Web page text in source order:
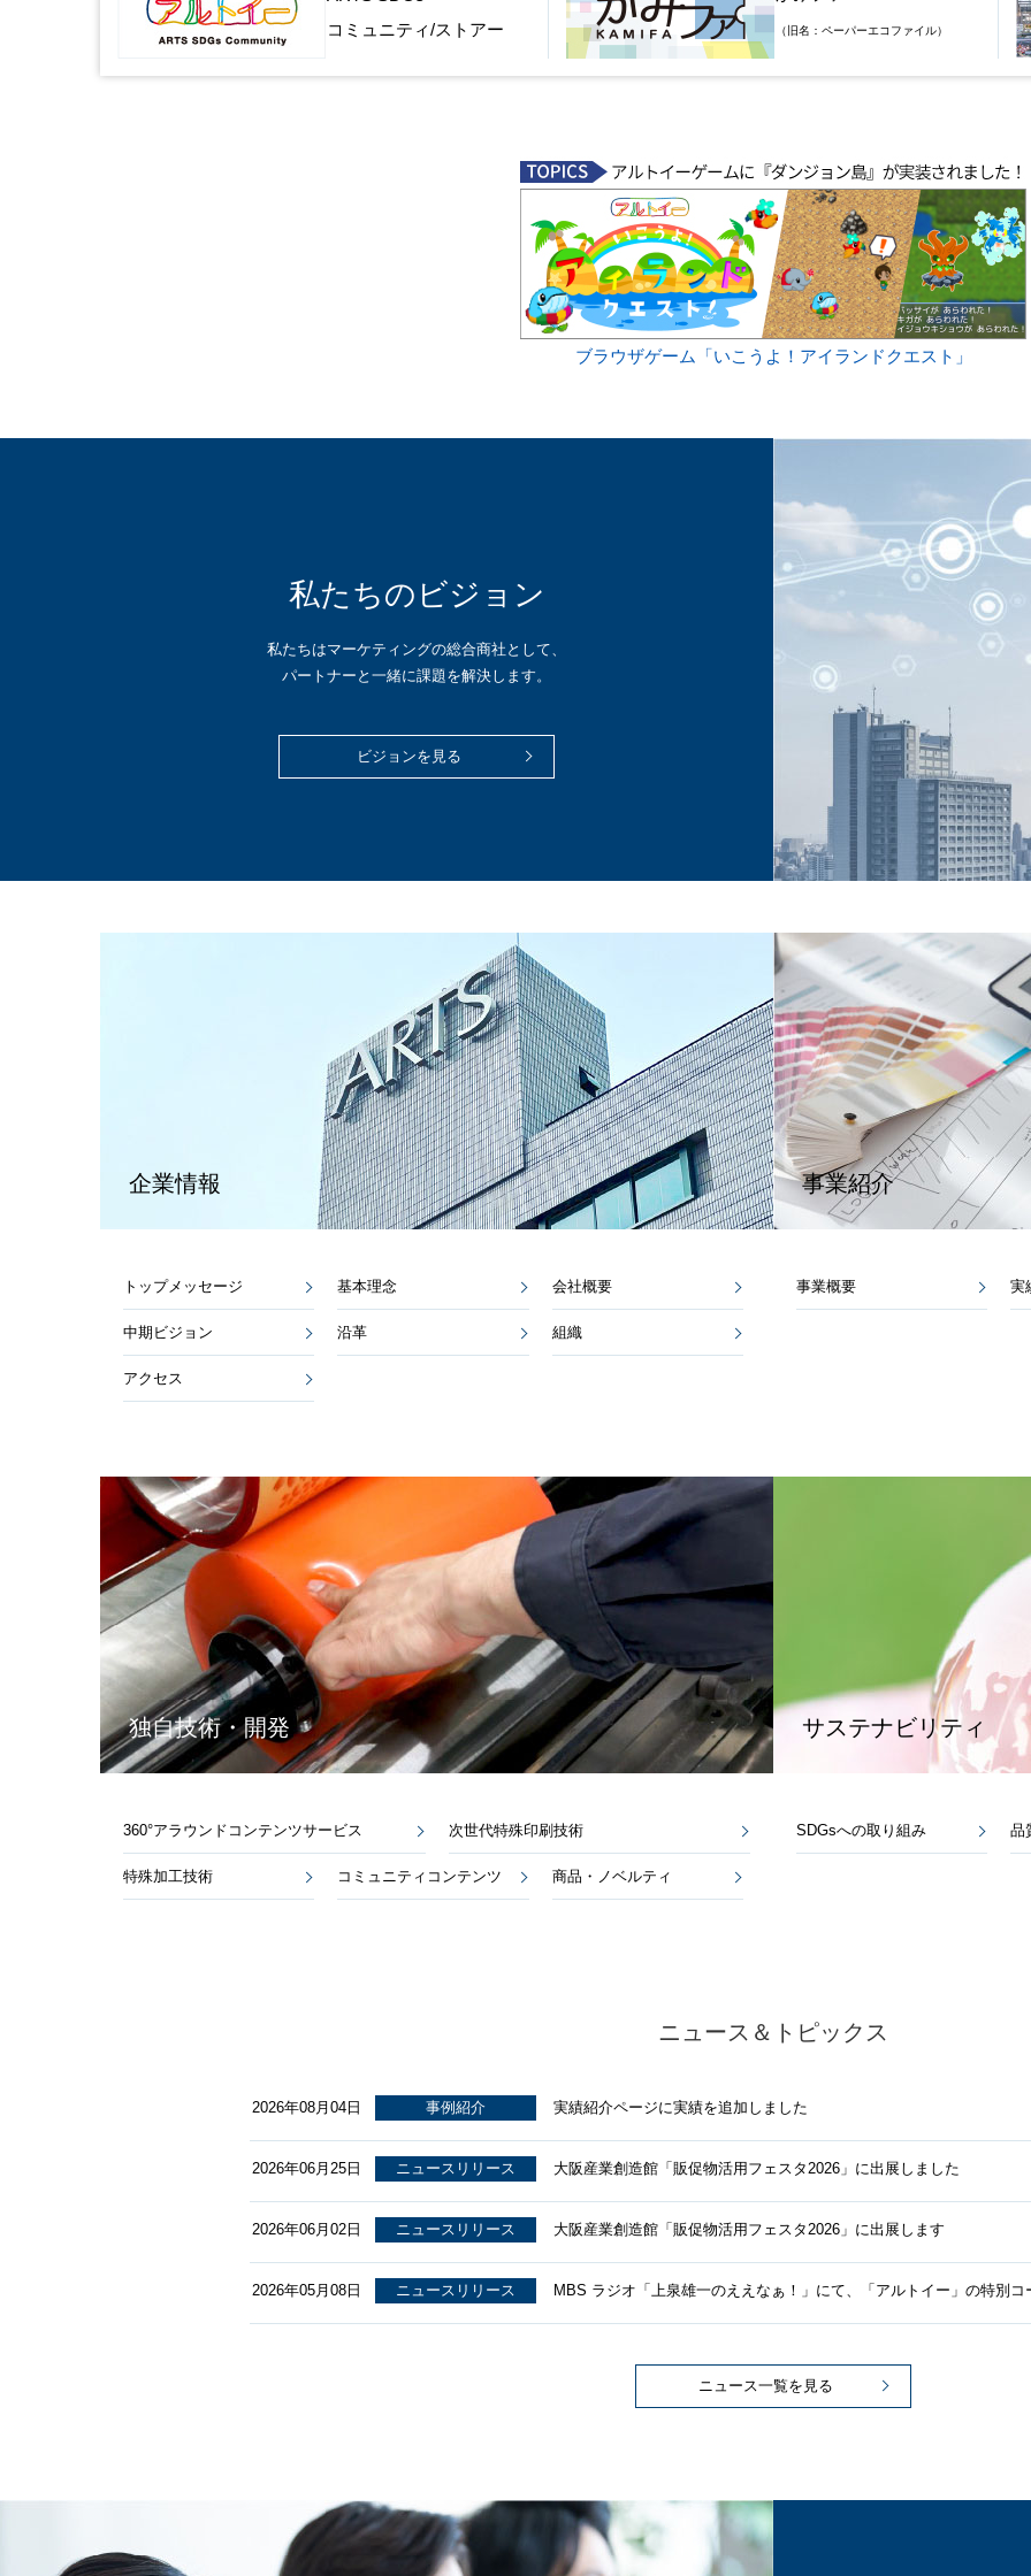
コミュニティ/ストアー
（旧名：ペーパーエコファイル）
ブラウザゲーム「いこうよ！アイランドクエスト」
私たちのビジョン
私たちはマーケティングの総合商社として、
パートナーと一緒に課題を解決します。
ビジョンを見る
企業情報
トップメッセージ 基本理念 会社概要
中期ビジョン 沿革 組織
アクセス
事業紹介
事業概要 実
独自技術・開発
360°アラウンドコンテンツサービス 次世代特殊印刷技術
特殊加工技術 コミュニティコンテンツ 商品・ノベルティ
サステナビリティ
SDGsへの取り組み 品
ニュース＆トピックス
2026年08月04日 事例紹介 実績紹介ページに実績を追加しました
2026年06月25日 ニュースリリース 大阪産業創造館「販促物活用フェスタ2026」に出展しました
2026年06月02日 ニュースリリース 大阪産業創造館「販促物活用フェスタ2026」に出展します
2026年05月08日 ニュースリリース MBS ラジオ「上泉雄一のええなぁ！」にて、「アルトイー」の特別コ
ニュース一覧を見る